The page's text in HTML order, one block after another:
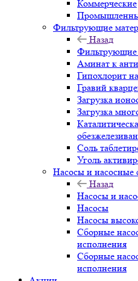
Коммерческие
Фильтрующие
Назад
Фильтрующие
Аминат к
Гипохлорит
Гравий
Загрузка
Загрузка
Соль
Уголь
Насосы и насосные
Назад
Насосы и
Насосы
Насосы
Сборные
исполнения
Сборные
исполнения